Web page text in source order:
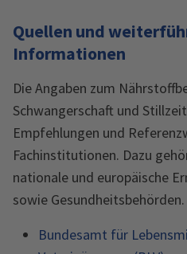
Quellen und
Informationen
Die Angaben zum
Schwangerschaft und
Empfehlungen und
Fachinstitutionen. Dazu
nationale und europäische
sowie Gesundheitsbehörden.
Bundesamt für